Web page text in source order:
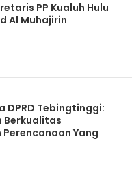
PP Kualuh Hulu
Al Muhajirin
DPRD Tebingtinggi:
Berkualitas
Yang